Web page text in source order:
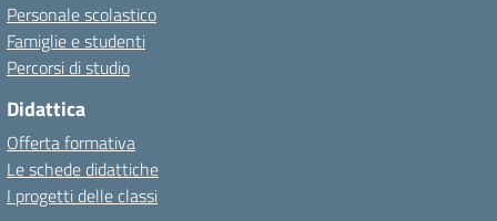
Personale scolastico
Famiglie e studenti
Percorsi di studio
Didattica
Offerta formativa
Le schede didattiche
I progetti delle classi